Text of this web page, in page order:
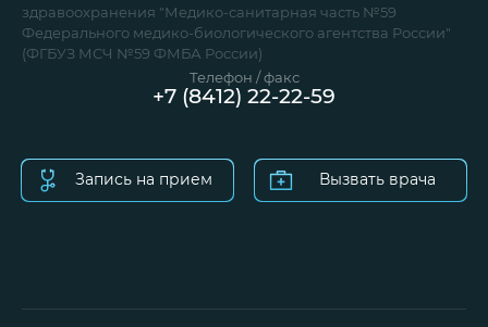
здравоохранения "Медико-санитарная часть №59
Федерального медико-биологического агентства России"
(ФГБУЗ МСЧ №59 ФМБА России)
Запись на прием Вызвать врача
Телефон / факс
+7 (8412) 22-22-59